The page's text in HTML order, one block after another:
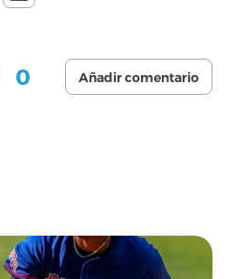
0 Añadir comentario